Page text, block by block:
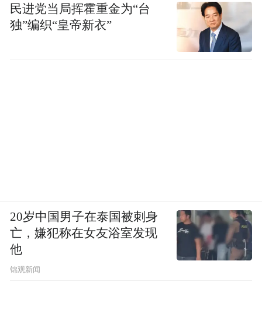
民进党当局挥霍重金为“台
独”编织“皇帝新衣”
20岁中国男子在泰国被刺身
亡，嫌犯称在女友浴室发现
他
锦观新闻